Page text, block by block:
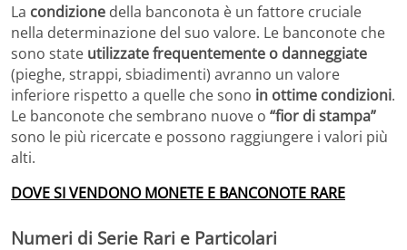
La condizione della banconota è un fattore cruciale
nella determinazione del suo valore. Le banconote che
sono state utilizzate frequentemente o danneggiate
(pieghe, strappi, sbiadimenti) avranno un valore
inferiore rispetto a quelle che sono in ottime condizioni.
Le banconote che sembrano nuove o “fior di stampa”
sono le più ricercate e possono raggiungere i valori più
alti.
DOVE SI VENDONO MONETE E BANCONOTE RARE
Numeri di Serie Rari e Particolari